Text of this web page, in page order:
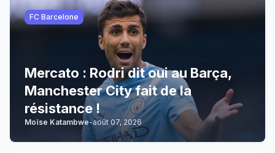
FC Barcelone
Mercato : Rodri dit oui au Barça,
Manchester City fait de la
résistance !
Moïse Katambwe-août 07, 2026